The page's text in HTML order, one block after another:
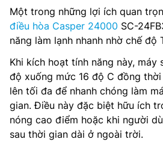
Một trong những lợi ích quan
điều hòa Casper 24000 SC-
năng làm lạnh nhanh nhờ chế độ
Khi kích hoạt tính năng này, máy
độ xuống mức 16 độ C đồng
lên tối đa để nhanh chóng làm
gian. Điều này đặc biệt hữu ích
nóng cao điểm hoặc khi người
sau thời gian dài ở ngoài trời.